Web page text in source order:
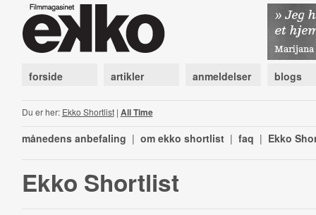
forside artikler anmeldelser blogs
Du er her: Ekko Shortlist| All Time
månedens anbefaling | om ekko shortlist | faq | Ekko
Ekko Shortlist